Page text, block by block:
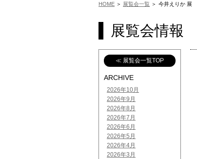
HOME ＞ 展覧会一覧 ＞ 今井えりか 展
展覧会情報
≪ 展覧会一覧TOP
ARCHIVE
2026年10月
2026年9月
2026年8月
2026年7月
2026年6月
2026年5月
2026年4月
2026年3月